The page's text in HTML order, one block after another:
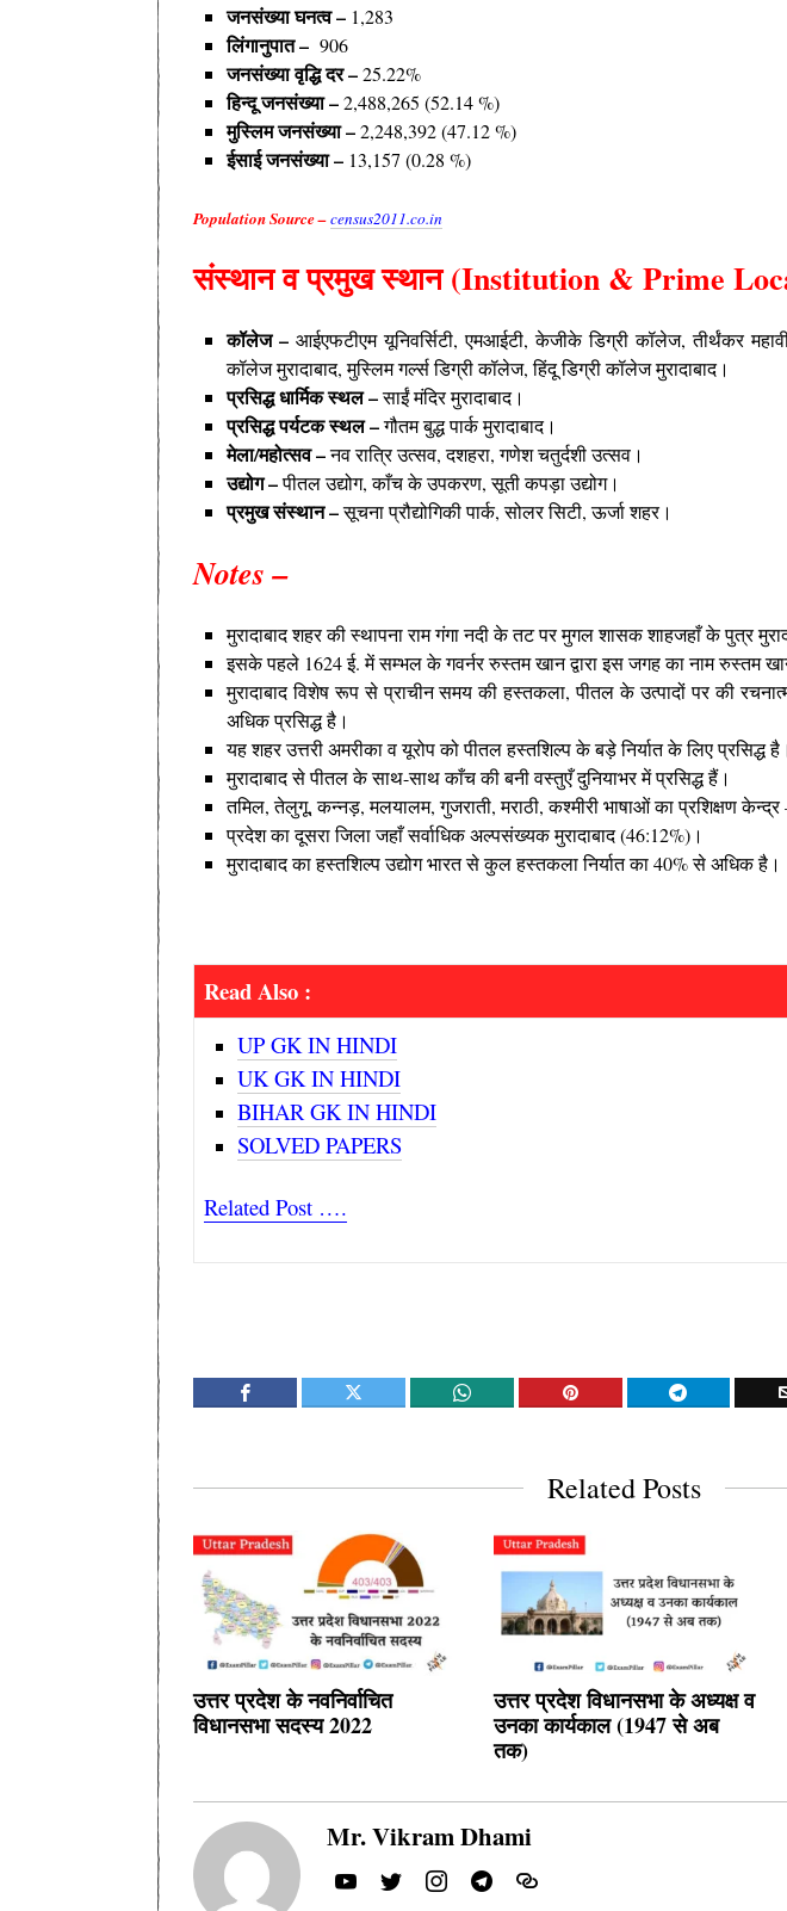
जनसंख्याघनत्व – 1,283
लिंगानुपात – 906
जनसंख्यावृद्धिदर –25.22%
हिन्दू जनसंख्या –2,488,265 (52.14 %)
मुस्लिम जनसंख्या –2,248,392 (47.12 %)
ईसाई जनसंख्या – 13,157 (0.28 %)
Population Source –census2011.co.in
संस्थान व प्रमुख स्थान (Institution & Prime
कॉलेज – आईएफटीएम यूनिवर्सिटी, एमआईटी, केजीके डिग्री कॉलेज, तीर्थंकर
कॉलेज मुरादाबाद, मुस्लिम गर्ल्स डिग्री कॉलेज, हिंदू डिग्री कॉलेज मुरादाबाद।
प्रसिद्धधार्मिक स्थल –साईं मंदिर मुरादाबाद।
प्रसिद्धपर्यटकस्थल –गौतम बुद्ध पार्क मुरादाबाद।
मेला/महोत्सव –नव रात्रि उत्सव, दशहरा, गणेश चतुर्दशी उत्सव।
उद्योग –पीतल उद्योग, काँच के उपकरण, सूती कपड़ा उद्योग।
प्रमुख संस्थान –सूचना प्रौद्योगिकी पार्क, सोलर सिटी, ऊर्जा शहर।
Notes –
मुरादाबाद शहर की स्थापना राम गंगा नदी के तट पर मुगल शासक शाहजहाँ के पुत्र
इसके पहले 1624 ई. में सम्भल के गवर्नर रुस्तम खान द्वारा इस जगह का नाम रुस्तम
मुरादाबाद विशेष रूप से प्राचीन समय की हस्तकला, पीतल के उत्पादों पर की
अधिक प्रसिद्ध है ।
यह शहर उत्तरी अमरीका व यूरोप को पीतल हस्तशिल्प के बड़े निर्यात के लिए प्रसिद्ध है
मुरादाबाद से पीतल के साथ-साथ काँच की बनी वस्तुएँ दुनियाभर में प्रसिद्ध हैं।
तमिल, तेलुगू, कन्नड़, मलयालम, गुजराती, मराठी, कश्मीरी भाषाओं का प्रशिक्षण केन्द्र
प्रदेश का दूसरा जिला जहाँ सर्वाधिक अल्पसंख्यक मुरादाबाद (46:12%) ।
मुरादाबाद का हस्तशिल्प उद्योग भारत से कुल हस्तकला निर्यात का 40% से अधिक है।
Read Also :
UP GK IN HINDI
UK GK IN HINDI
BIHAR GK IN HINDI
SOLVED PAPERS
Related Post ….
Related Posts
उत्तर प्रदेश के नवनिर्वाचित
विधानसभा सदस्य 2022
उत्तर प्रदेश विधानसभा के अध्यक्ष व
उनका कार्यकाल (1947 से अब
तक)
Mr. Vikram Dhami